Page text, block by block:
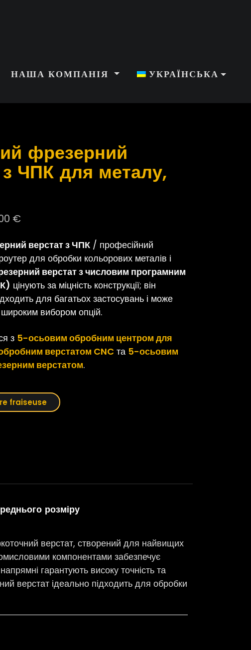
НАША КОМПАНІЯ УКРАЇНСЬКА
фрезерний
з ЧПК для металу,
€
верстат з ЧПК / професійний
для обробки кольорових металів і
верстат з числовим програмним
цінують за міцність конструкції; він
для багатьох застосувань і може
вибором опцій.
з 5-осьовим обробним центром для
верстатом CNC та 5-осьовим
верстатом.
fraiseuse
розміру
верстат, створений для найвищих
компонентами забезпечує
гарантують високу точність та
верстат ідеально підходить для обробки